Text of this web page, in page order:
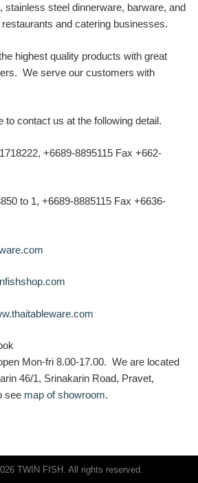
stainless steel dinnerware, barware, and
and catering businesses.
highest quality products with great
We serve our customers with
to contact us at the following detail.
+6689-8895115 Fax +662-
to 1, +6689-8885115 Fax +6636-
Mon-fri 8.00-17.00. We are located
46/1, Srinakarin Road, Pravet,
see map of showroom.
TWIN FISH. All rights reserved.